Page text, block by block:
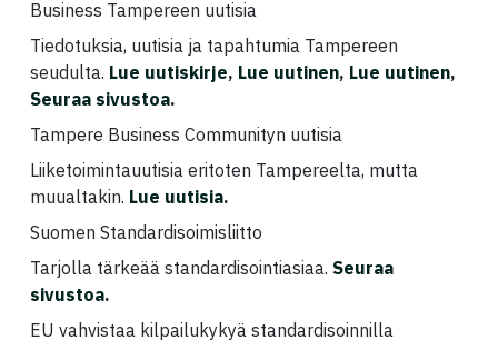
Business Tampereen uutisia
Tiedotuksia, uutisia ja tapahtumia Tampereen
seudulta. Lue uutiskirje, Lue uutinen, Lue uutinen,
Seuraa sivustoa.
Tampere Business Communityn uutisia
Liiketoimintauutisia eritoten Tampereelta, mutta
muualtakin. Lue uutisia.
Suomen Standardisoimisliitto
Tarjolla tärkeää standardisointiasiaa. Seuraa
sivustoa.
EU vahvistaa kilpailukykyä standardisoinnilla